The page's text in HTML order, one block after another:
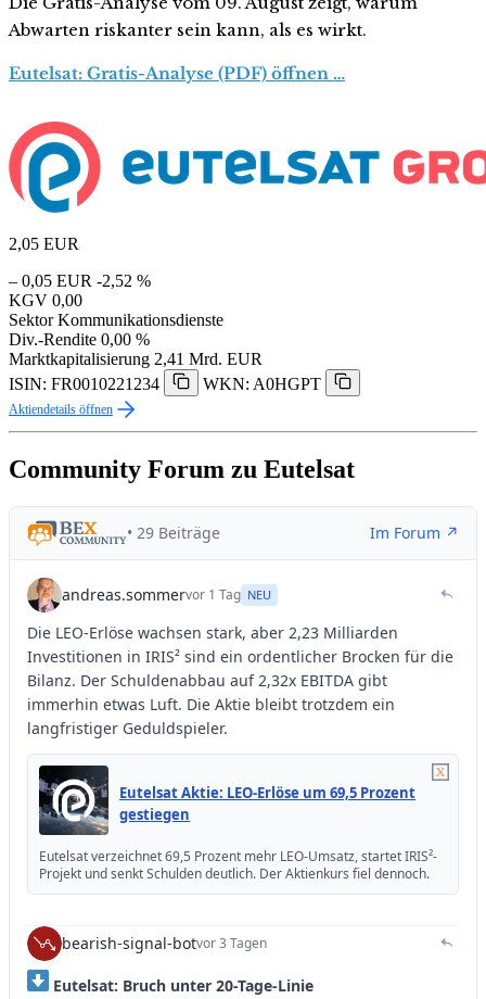
Abwarten riskanter sein kann, als es wirkt.
Eutelsat: Gratis-Analyse (PDF) öffnen …
2,05 EUR
– 0,05 EUR -2,52 %
KGV 0,00
Sektor Kommunikationsdienste
Div.-Rendite 0,00 %
Marktkapitalisierung 2,41 Mrd. EUR
ISIN: FR0010221234
WKN: A0HGPT
Aktiendetails öffnen
Community Forum zu Eutelsat